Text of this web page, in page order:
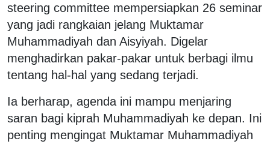
steering committee mempersiapkan 26 seminar
yang jadi rangkaian jelang Muktamar
Muhammadiyah dan Aisyiyah. Digelar
menghadirkan pakar-pakar untuk berbagi ilmu
tentang hal-hal yang sedang terjadi.
Ia berharap, agenda ini mampu menjaring
saran bagi kiprah Muhammadiyah ke depan. Ini
penting mengingat Muktamar Muhammadiyah